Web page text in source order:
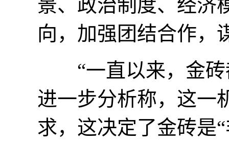
景、政治制度、经济
向，加强团结合作，
“一直以来，金砖
进一步分析称，这一
求，这决定了金砖是